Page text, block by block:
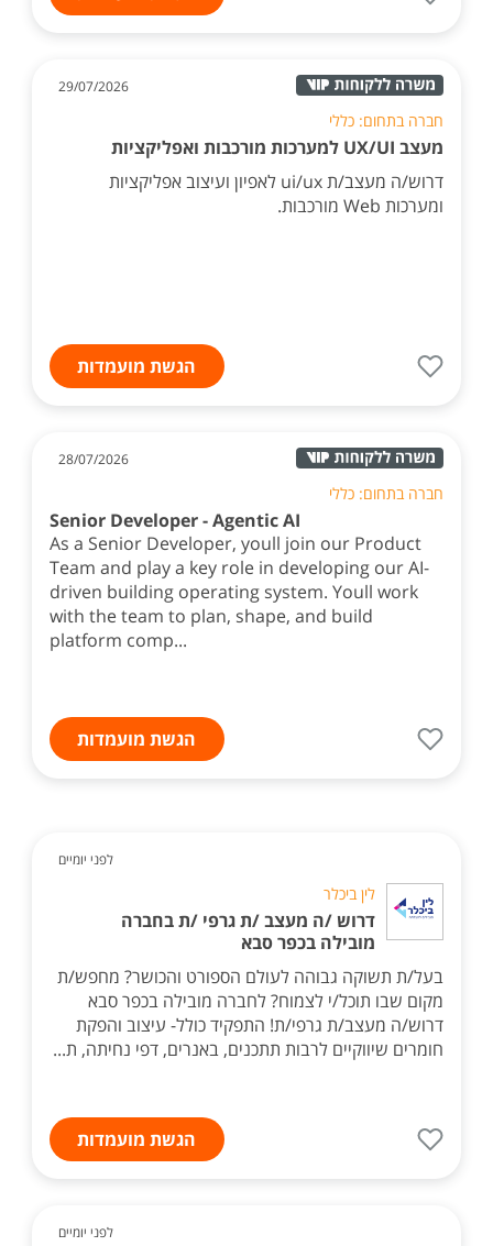
29/07/2026
חברה בתחום: כללי
מעצב UX/UI למערכות מורכבות ואפליקציות
דרוש/ה מעצב/ת ui/ux לאפיון ועיצוב אפליקציות
ומערכות Web מורכבות.
הגשת מועמדות
28/07/2026
חברה בתחום: כללי
Senior Developer - Agentic AI
As a Senior Developer, youll join our Product
Team and play a key role in developing our AI-
driven building operating system. Youll work
with the team to plan, shape, and build
platform comp...
הגשת מועמדות
לפני יומיים
לין ביכלר
דרוש /ה מעצב /ת גרפי /ת בחברה
מובילה בכפר סבא
בעל/ת תשוקה גבוהה לעולם הספורט והכושר? מחפש/ת
מקום שבו תוכל/י לצמוח? לחברה מובילה בכפר סבא
דרוש/ה מעצב/ת גרפי/ת! התפקיד כולל- עיצוב והפקת
חומרים שיווקיים לרבות תתכנים, באנרים, דפי נחיתה, ת...
הגשת מועמדות
לפני יומיים